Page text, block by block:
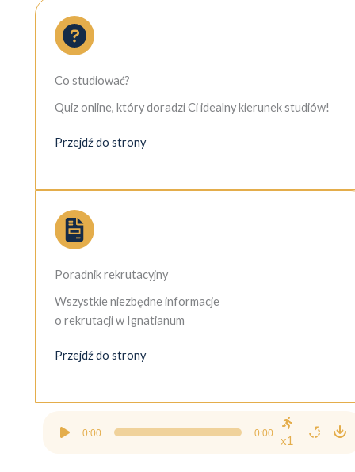
Co studiować?
Quiz online, który doradzi Ci idealny kierunek studiów!
Przejdź do strony
Poradnik rekrutacyjny
Wszystkie niezbędne informacje
o rekrutacji w Ignatianum
Przejdź do strony
plików
0:00 0:00
x1